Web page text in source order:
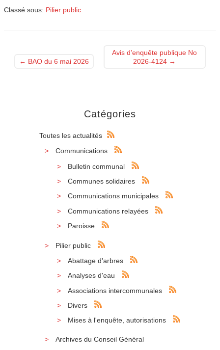
Catégories
Toutes les actualités
Communications
Bulletin communal
Communes solidaires
Communications municipales
Communications relayées
Paroisse
Pilier public
Abattage d'arbres
Analyses d'eau
Associations intercommunales
Divers
Mises à l'enquête, autorisations
Archives du Conseil Général
Classé sous: Pilier public
← BAO du 6 mai 2026
Avis d’enquête publique No
2026-4124 →